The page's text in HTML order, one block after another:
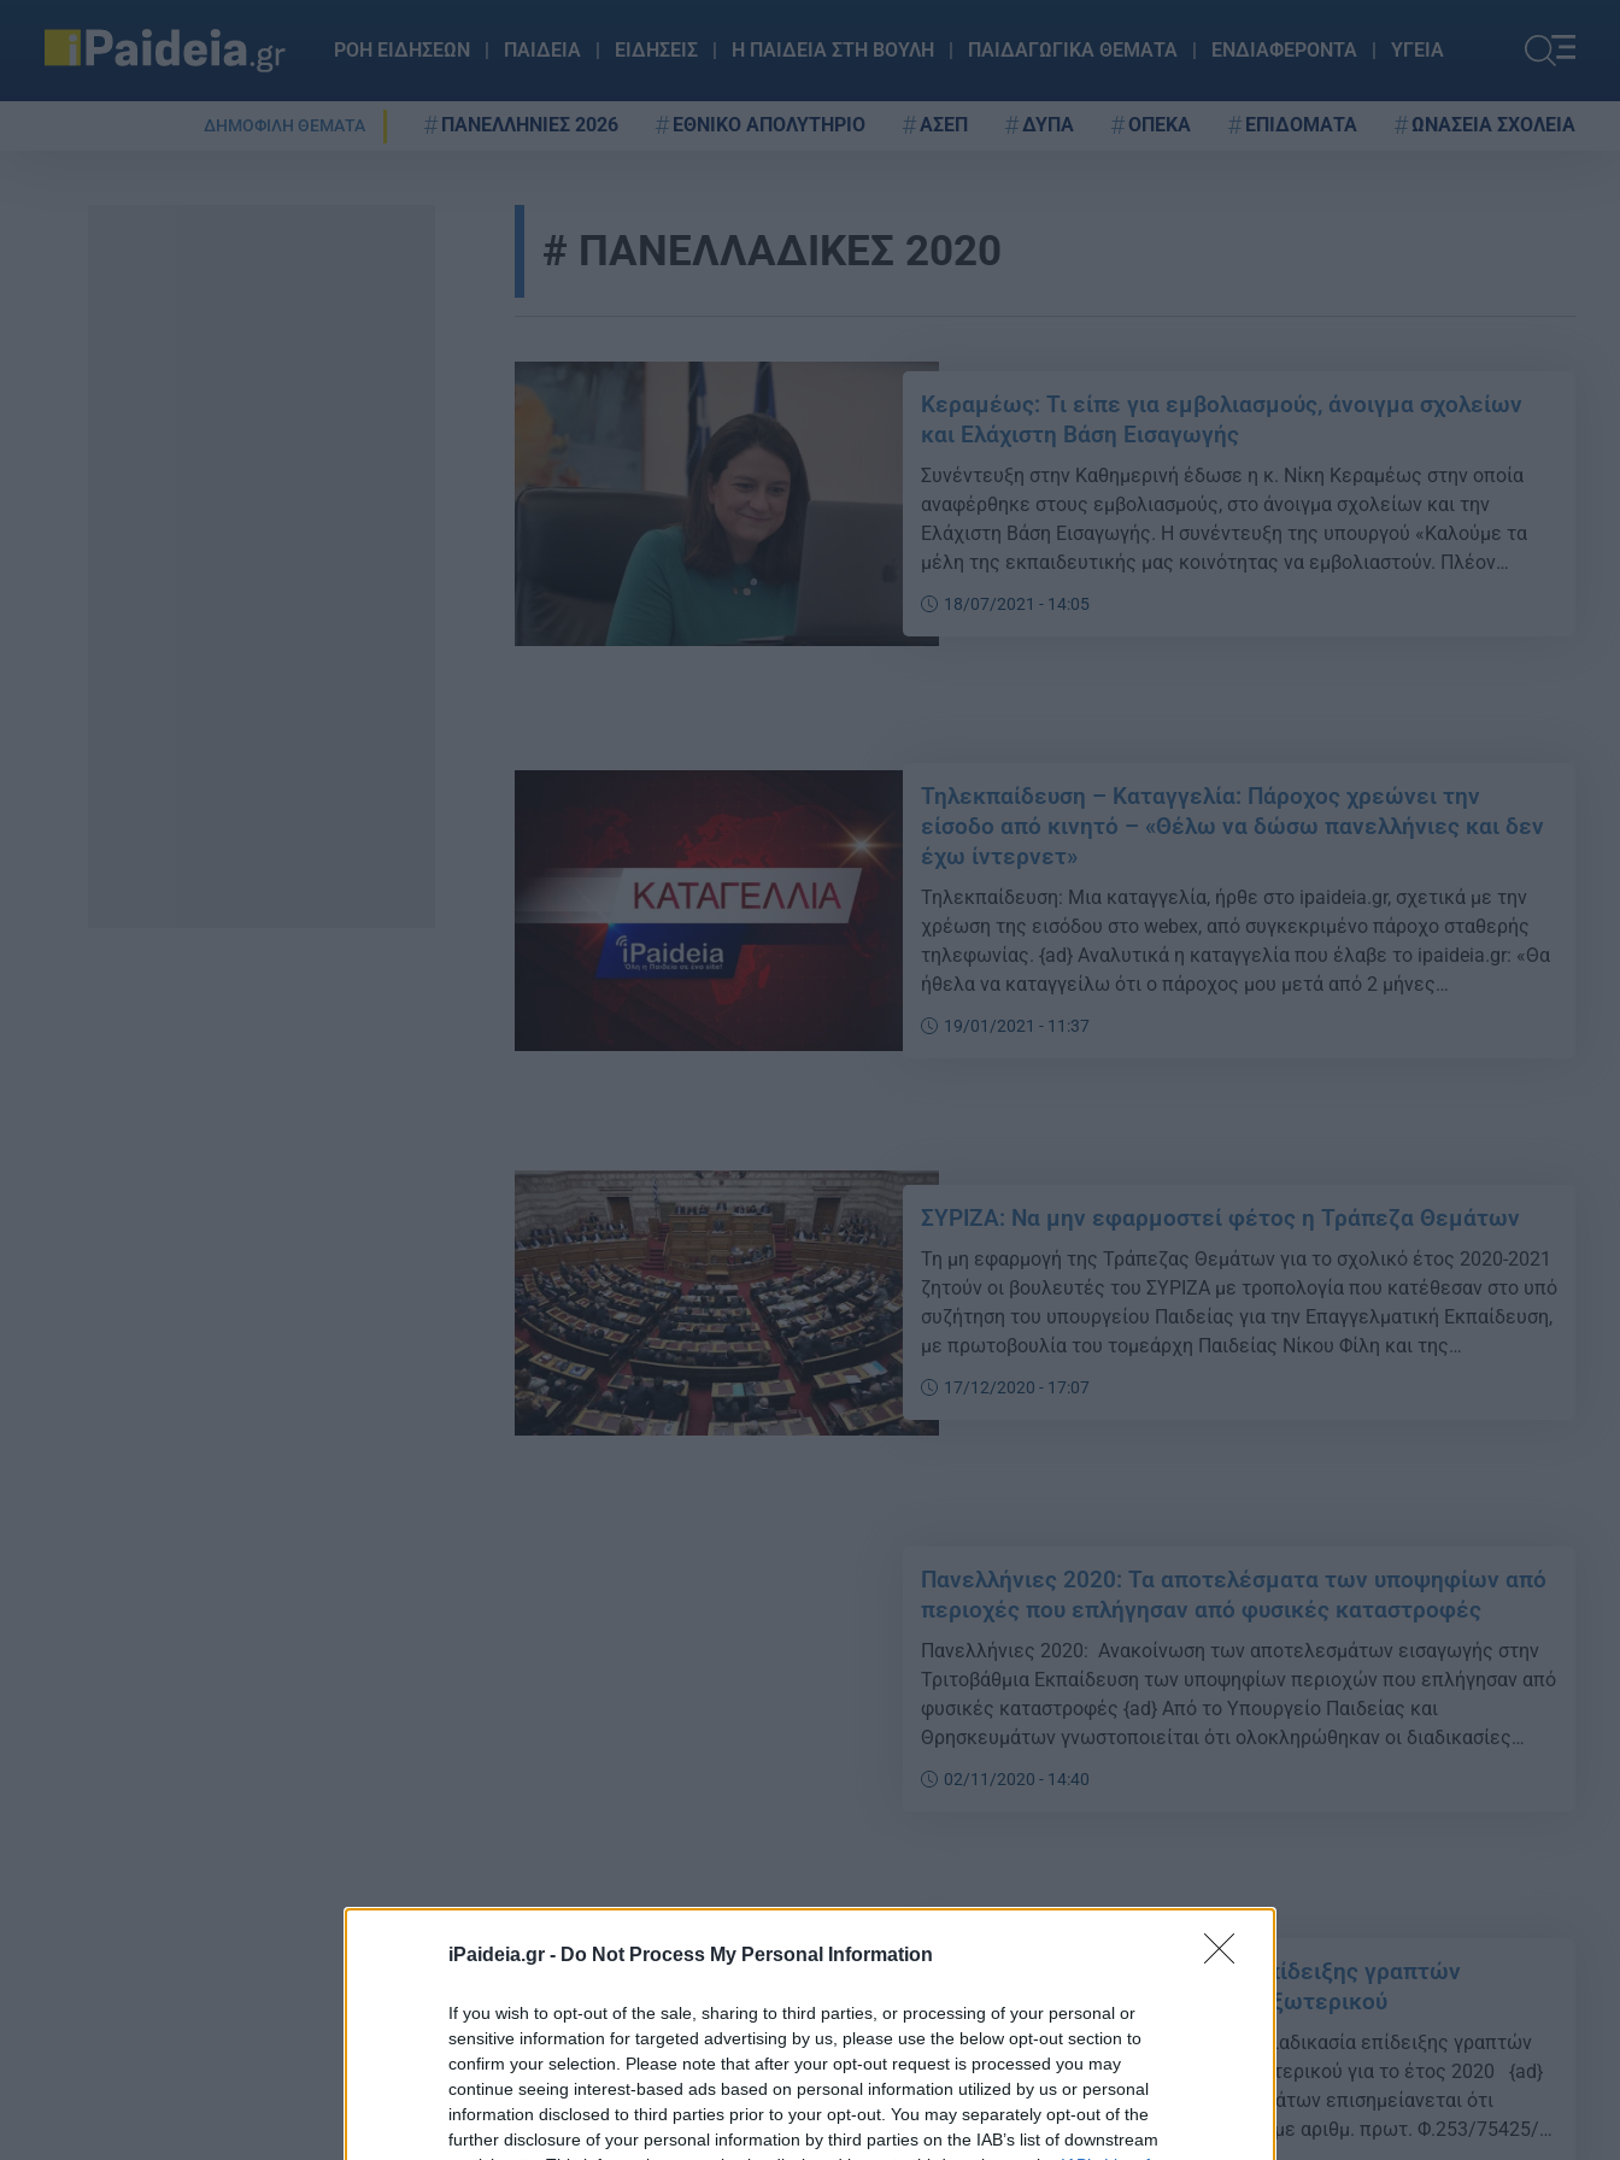
iPaideia.gr - Do Not Process My Personal Information
If you wish to opt-out of the sale, sharing to third parties, or processing of your personal or
sensitive information for targeted advertising by us, please use the below opt-out section to
confirm your selection. Please note that after your opt-out request is processed you may
continue seeing interest-based ads based on personal information utilized by us or personal
information disclosed to third parties prior to your opt-out. You may separately opt-out of the
further disclosure of your personal information by third parties on the IAB’s list of downstream
ΡΟΗ ΕΙΔΗΣΕΩΝ ΠΑΙΔΕΙΑ ΕΙΔΗΣΕΙΣ Η ΠΑΙΔΕΙΑ ΣΤΗ ΒΟΥΛΗ ΠΑΙΔΑΓΩΓΙΚΑ ΘΕΜΑΤΑ ΕΝΔΙΑΦΕΡΟΝΤΑ ΥΓΕΙΑ
ΔΗΜΟΦΙΛΗ ΘΕΜΑΤΑ ΠΑΝΕΛΛΗΝΙΕΣ 2026 ΕΘΝΙΚΟ ΑΠΟΛΥΤΗΡΙΟ ΑΣΕΠ ΔΥΠΑ ΟΠΕΚΑ ΕΠΙΔΟΜΑΤΑ ΩΝΑΣΕΙΑ ΣΧΟΛΕΙΑ
ΠΑΝΕΛΛΑΔΙΚΕΣ 2020
Κεραμέως: Τι είπε για εμβολιασμούς, άνοιγμα σχολείων
και Ελάχιστη Βάση Εισαγωγής
Συνέντευξη στην Καθημερινή έδωσε η κ. Νίκη Κεραμέως στην οποία
αναφέρθηκε στους εμβολιασμούς, στο άνοιγμα σχολείων και την
Ελάχιστη Βάση Εισαγωγής. Η συνέντευξη της υπουργού «Καλούμε τα
μέλη της εκπαιδευτικής μας κοινότητας να εμβολιαστούν. Πλέον
καλούμε και τους μαθητές μας άνω των 15 ετών, καθώς δόθηκε η
δυνατότητα εμβολιασμού και σε αυτούς», δηλώνει σε συνέντευξή […]
18/07/2021 - 14:05
Τηλεκπαίδευση – Καταγγελία: Πάροχος χρεώνει την
είσοδο από κινητό – «Θέλω να δώσω πανελλήνιες και δεν
έχω ίντερνετ»
Τηλεκπαίδευση: Μια καταγγελία, ήρθε στο ipaideia.gr, σχετικά με την
χρέωση της εισόδου στο webex, από συγκεκριμένο πάροχο σταθερής
τηλεφωνίας. {ad} Αναλυτικά η καταγγελία που έλαβε το ipaideia.gr: «Θα
ήθελα να καταγγείλω ότι o πάροχος μου μετά από 2 μήνες
τηλεκπαιδευσης με την έναρξη των μαθημάτων 8 Ιανουαρίου,χρεώνει
τα μαθήματα στο webex με την είσοδο από […]
19/01/2021 - 11:37
ΣΥΡΙΖΑ: Να μην εφαρμοστεί φέτος η Τράπεζα Θεμάτων
Τη μη εφαρμογή της Τράπεζας Θεμάτων για το σχολικό έτος 2020-2021
ζητούν οι βουλευτές του ΣΥΡΙΖΑ με τροπολογία που κατέθεσαν στο υπό
συζήτηση του υπουργείου Παιδείας για την Επαγγελματική Εκπαίδευση,
με πρωτοβουλία του τομεάρχη Παιδείας Νίκου Φίλη και της
αναπληρώτριας Μερόπης Τζούφη. {ad} Οι βουλευτές της αξιωματικής
αντιπολίτευσης χαρακτηρίζουν «αναγκαία τη νέα ρύθμιση ενόψει των
[…]
17/12/2020 - 17:07
Πανελλήνιες 2020: Τα αποτελέσματα των υποψηφίων από
περιοχές που επλήγησαν από φυσικές καταστροφές
Πανελλήνιες 2020: Ανακοίνωση των αποτελεσμάτων εισαγωγής στην
Τριτοβάθμια Εκπαίδευση των υποψηφίων περιοχών που επλήγησαν από
φυσικές καταστροφές {ad} Από το Υπουργείο Παιδείας και
Θρησκευμάτων γνωστοποιείται ότι ολοκληρώθηκαν οι διαδικασίες
ελέγχου και επιλογής για εισαγωγή στην Τριτοβάθμια Εκπαίδευση των
υποψηφίων περιοχών που επλήγησαν από φυσικές καταστροφές κατά
02/11/2020 - 14:40
Πανελλήνιες 2020: Διαδικασία επίδειξης γραπτών
δοκιμίων υποψηφίων Ελλήνων εξωτερικού
Πανελλήνιες 2020: Δείτε ποιά είναι η διαδικασία επίδειξης γραπτών
δοκιμίων των υποψηφίων Ελλήνων εξωτερικού για το έτος 2020 {ad}
Από το Υπουργείο Παιδείας & Θρησκευμάτων επισημείανεται ότι
σύμφωνα με την ισχύουσα νομοθεσία (η με αριθμ. πρωτ. Φ.253/75425/